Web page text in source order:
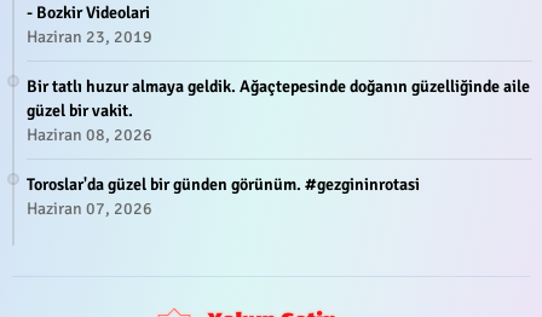
- Bozkir Videolari
Haziran 23, 2019
Bir tatlı huzur almaya geldik. Ağaçtepesinde doğanın güzelliğinde aile
güzel bir vakit.
Haziran 08, 2026
Toroslar'da güzel bir günden görünüm. #gezgininrotasi
Haziran 07, 2026